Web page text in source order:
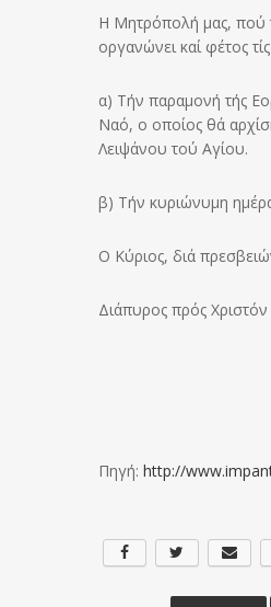
Η Μητρόπολή μας, πού
οργανώνει καί φέτος
α) Τήν παραμονή τής
Ναό, ο οποίος θά
Λειψάνου τού Αγίου.
β) Τήν κυριώνυμη
Ο Κύριος, διά
Διάπυρος πρός Χριστόν
Πηγή: http://